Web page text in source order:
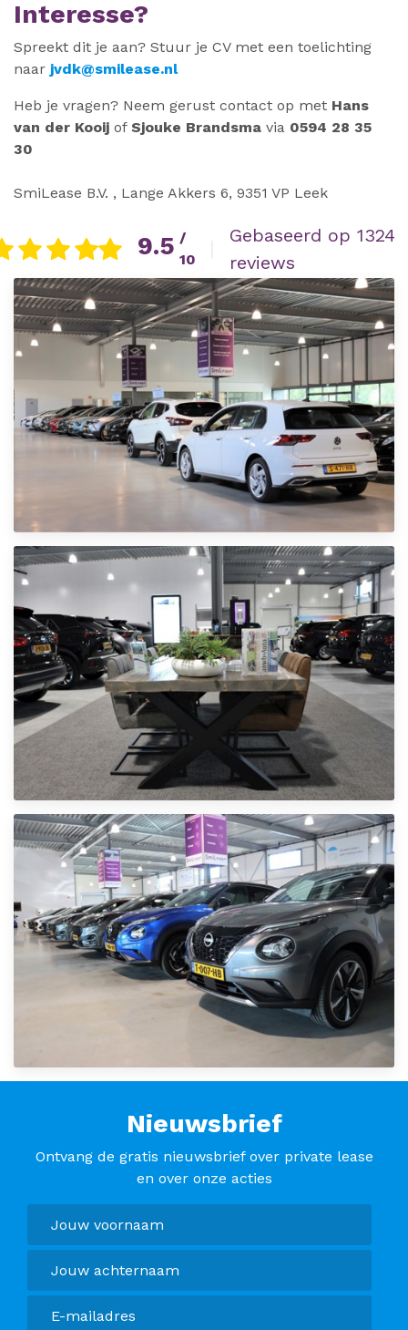
Interesse?
Spreekt dit je aan? Stuur je CV met een toelichting
naar jvdk@smilease.nl
Heb je vragen? Neem gerust contact op met Hans
van der Kooij of Sjouke Brandsma via 0594 28 35
30
SmiLease B.V. , Lange Akkers 6, 9351 VP Leek
9.5 /
10
Gebaseerd op 1324
reviews
Nieuwsbrief
Ontvang de gratis nieuwsbrief over private lease
en over onze acties